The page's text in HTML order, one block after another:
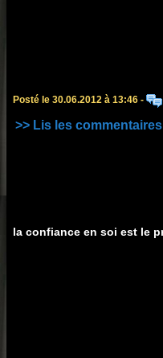
Posté le 30.06.2012 à 13:46 -
>> Lis les
la confiance en soi est le